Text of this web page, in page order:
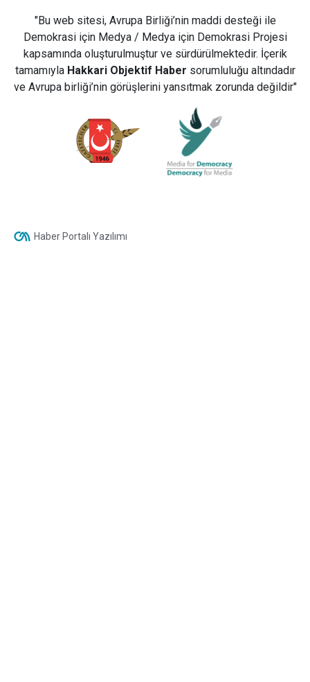
"Bu web sitesi, Avrupa Birliği’nin maddi desteği ile
Demokrasi için Medya / Medya için Demokrasi Projesi
kapsamında oluşturulmuştur ve sürdürülmektedir. İçerik
tamamıyla Hakkari Objektif Haber sorumluluğu altındadır
ve Avrupa birliği’nin görüşlerini yansıtmak zorunda değildir"
Haber Portalı Yazılımı